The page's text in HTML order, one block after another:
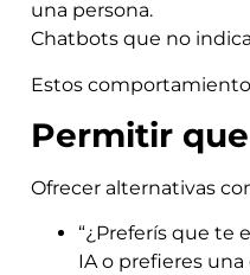
una persona.
Chatbots que no
Estos
Permitir
Ofrecer alternativas
“¿Preferís que te
IA o prefieres